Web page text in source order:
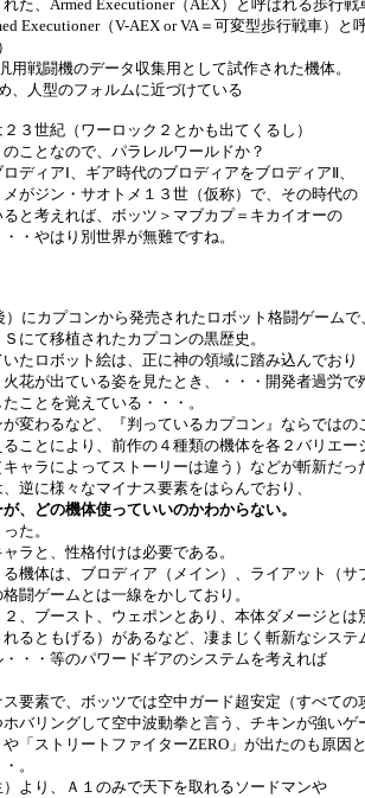
た、Armed Executioner（AEX）と呼ばれる歩行戦
Executioner（V-AEX or VA＝可変型歩行戦車）と
戦闘機のデータ収集用として試作された機体。
、人型のフォルムに近づけている
３世紀（ワーロック２とかも出てくるし）
ことなので、パラレルワールドか？
ディアⅠ、ギア時代のブロディアをブロディアⅡ、
がジン・サオトメ１３世（仮称）で、その時代の
と考えれば、ボッツ＞マブカプ＝キカイオーの
・やはり別世界が無難ですね。
にカプコンから発売されたロボット格闘ゲームで、
にて移植されたカプコンの黒歴史。
たロボット絵は、正に神の領域に踏み込んでおり
花が出ている姿を見たとき、・・・開発者過労で
ことを覚えている・・・。
変わるなど、『判っているカプコン』ならではの
ことにより、前作の４種類の機体を各２バリエー
ャラによってストーリーは違う）などが斬新だっ
逆に様々なマイナス要素をはらんでおり、
、どの機体使っていいのかわからない。
た。
ラと、性格付けは必要である。
機体は、ブロディア（メイン）、ライアット（サ
闘ゲームとは一線をかしており。
、ブースト、ウェポンとあり、本体ダメージとは
るともげる）があるなど、凄まじく斬新なシステ
・・等のパワードギアのシステムを考えれば
要素で、ボッツでは空中ガード超安定（すべての
バリングして空中波動拳と言う、チキンが強いゲ
「ストリートファイターZERO」が出たのも原因と
。
より、Ａ１のみで天下を取れるソードマンや